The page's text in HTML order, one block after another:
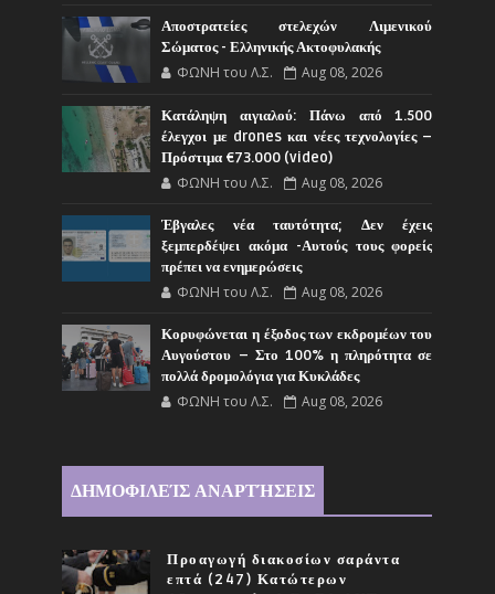
Αποστρατείες στελεχών Λιμενικού
Σώματος - Ελληνικής Ακτοφυλακής
ΦΩΝΗ του Λ.Σ. Aug 08, 2026
Κατάληψη αιγιαλού: Πάνω από 1.500
έλεγχοι με drones και νέες τεχνολογίες –
Πρόστιμα €73.000 (video)
ΦΩΝΗ του Λ.Σ. Aug 08, 2026
Έβγαλες νέα ταυτότητα; Δεν έχεις
ξεμπερδέψει ακόμα -Αυτούς τους φορείς
πρέπει να ενημερώσεις
ΦΩΝΗ του Λ.Σ. Aug 08, 2026
Κορυφώνεται η έξοδος των εκδρομέων του
Αυγούστου – Στο 100% η πληρότητα σε
πολλά δρομολόγια για Κυκλάδες
ΦΩΝΗ του Λ.Σ. Aug 08, 2026
ΔΗΜΟΦΙΛΕΊΣ ΑΝΑΡΤΉΣΕΙΣ
Προαγωγή διακοσίων σαράντα
επτά (247) Κατώτερων